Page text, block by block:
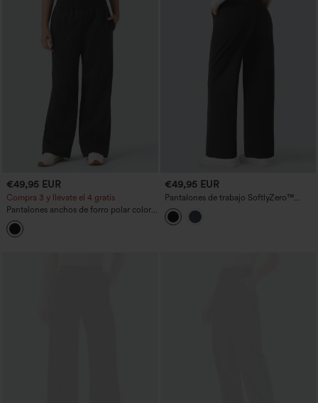
€49,95 EUR
Compra 3 y llévate el 4 gratis
Pantalones anchos de forro polar color
block con doble cinturilla, talle alto,
control de abdomen, estilo casual y
bolsillos
€49,95 EUR
Pantalones de trabajo SoftlyZero™
térmicos de felpa, cintura alta, pernera
recta, con bolsillos